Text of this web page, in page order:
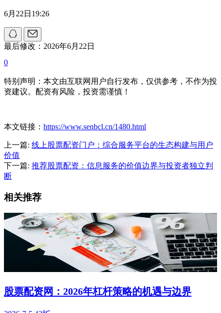
6月22日19:26
最后修改：2026年6月22日
0
特别声明：本文由互联网用户自行发布，仅供参考，不作为投
资建议。配资有风险，投资需谨慎！
本文链接： https://www.senbcl.cn/1480.html
上一篇: 线上股票配资门户：综合服务平台的生态构建与用户
价值
下一篇: 推荐股票配资：信息服务的价值边界与投资者独立判
断
相关推荐
股票配资网：2026年杠杆策略的机遇与边界